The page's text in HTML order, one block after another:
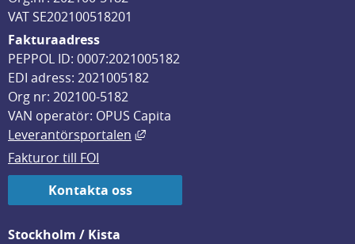
VAT SE202100518201
Fakturaadress
PEPPOL ID: 0007:2021005182
EDI adress: 2021005182
Org nr: 202100-5182
VAN operatör: OPUS Capita
Leverantörsportalen
Länk till annan webbplats, öppnas
Fakturor till FOI
Kontakta oss
Stockholm / Kista